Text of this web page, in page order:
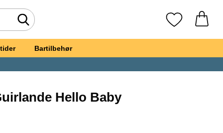
Foretag søgning Mine favoritter
Bartilbehør
Hello Baby